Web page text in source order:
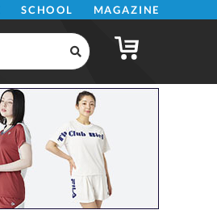
SCHOOL MAGAZINE